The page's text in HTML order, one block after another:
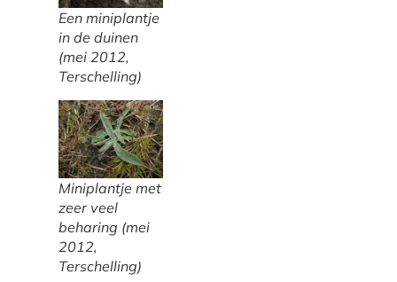
Een miniplantje
in de duinen
(mei 2012,
Terschelling)
Miniplantje met
zeer veel
beharing (mei
2012,
Terschelling)